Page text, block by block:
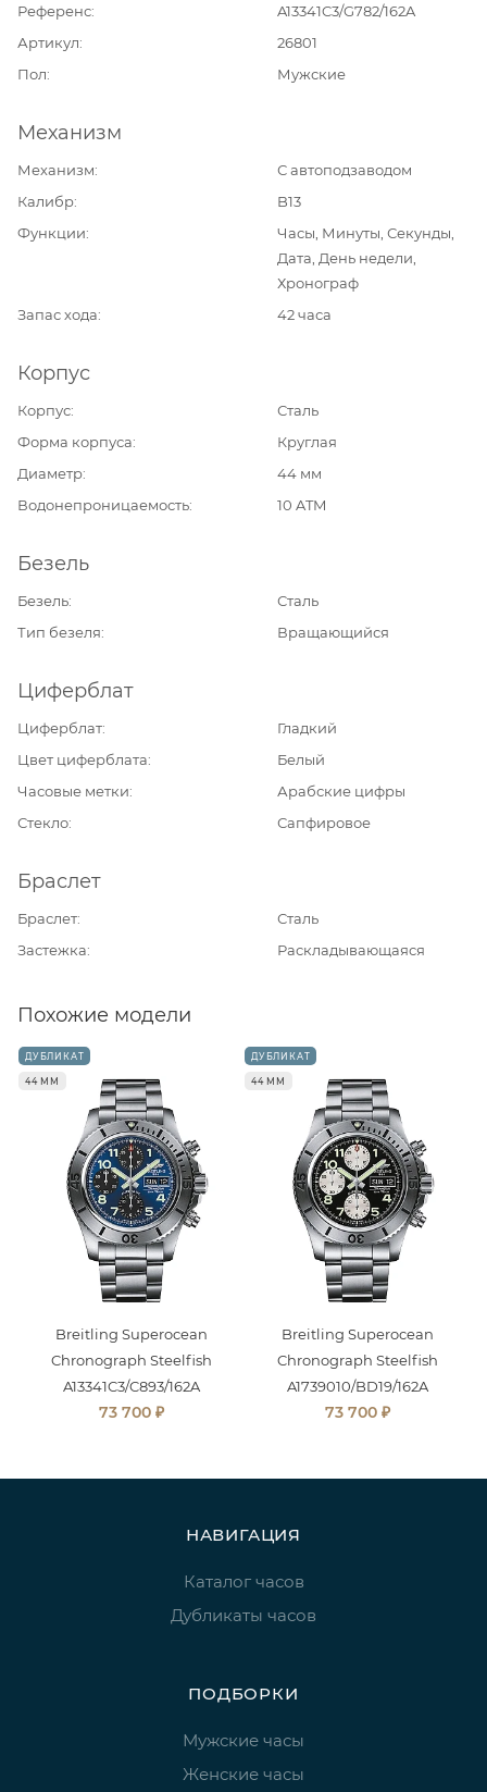
Референс
A13341C3/G782/162A
Артикул
26801
Пол
Мужские
Механизм
Механизм
С автоподзаводом
Калибр
B13
Функции
Часы, Минуты, Секунды,
Дата, День недели,
Хронограф
Запас хода
42 часа
Корпус
Корпус
Сталь
Форма корпуса
Круглая
Диаметр
44 мм
Водонепроницаемость
10 ATM
Безель
Безель
Сталь
Тип безеля
Вращающийся
Циферблат
Циферблат
Гладкий
Цвет циферблата
Белый
Часовые метки
Арабские цифры
Стекло
Сапфировое
Браслет
Браслет
Сталь
Застежка
Раскладывающаяся
Похожие модели
ДУБЛИКАТ
44 ММ
Breitling Superocean
Chronograph Steelfish
A13341C3/C893/162A
73 700 ₽
ДУБЛИКАТ
44 ММ
Breitling Superocean
Chronograph Steelfish
A1739010/BD19/162A
73 700 ₽
НАВИГАЦИЯ
Каталог часов
Дубликаты часов
ПОДБОРКИ
Мужские часы
Женские часы